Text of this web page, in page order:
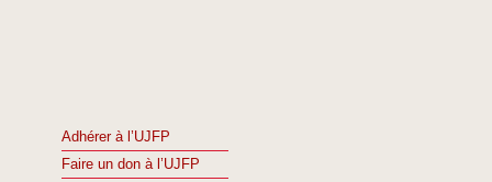
Adhérer à l’UJFP
Faire un don à l’UJFP